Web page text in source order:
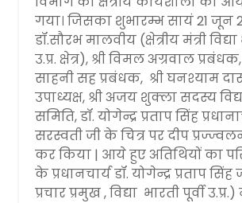
गया। जिसका शुभारम्भ सायं 21 जून
डॉ.सौरभ मालवीय (क्षेत्रीय मंत्री विद्या
उ.प्र. क्षेत्र), श्री विमल अग्रवाल
साहनी सह प्रबंधक, श्री घनश्याम
उपाध्यक्ष, श्री अजय शुक्ला सदस्य
समिति, डॉ. योगेन्द्र प्रताप सिंह
सरस्वती जी के चित्र पर दीप
कर किया | आये हुए अतिथियों का
के प्रधानचार्य डॉ. योगेन्द्र प्रताप सिंह
प्रचार प्रमुख , विद्या भारती पूर्वी